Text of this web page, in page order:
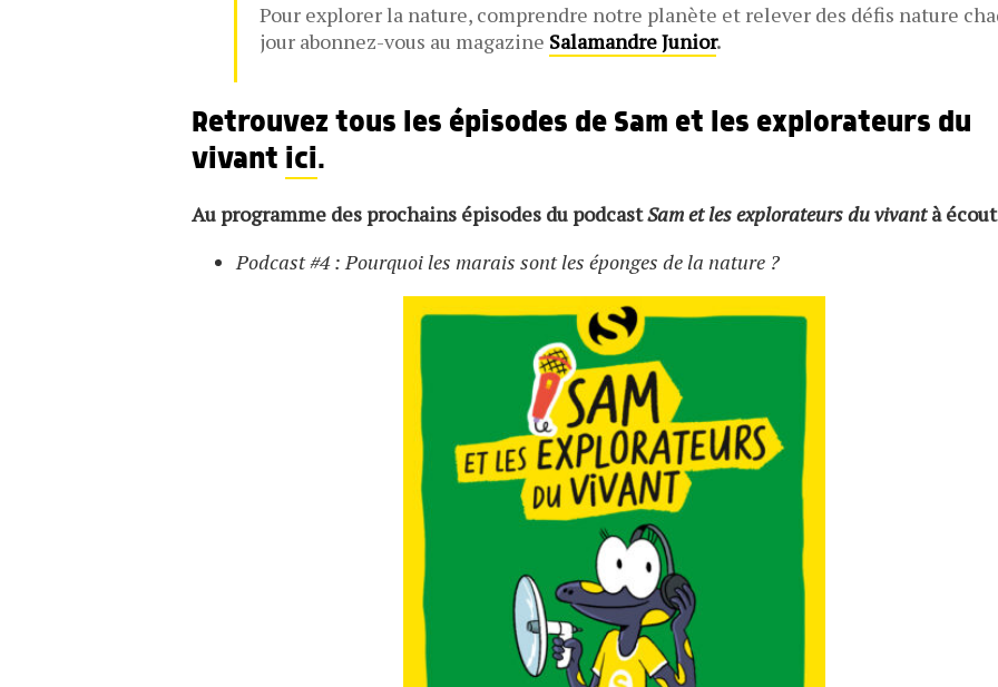
Pour explorer la nature, comprendre notre planète et relever des défis nature
jour abonnez-vous au magazine Salamandre Junior.
Retrouvez tous les épisodes de Sam et les explorateurs du
vivant ici.
Au programme des prochains épisodes du podcastSam et les explorateurs du vivantà
Podcast #4 : Pourquoi les marais sont les éponges de la nature ?